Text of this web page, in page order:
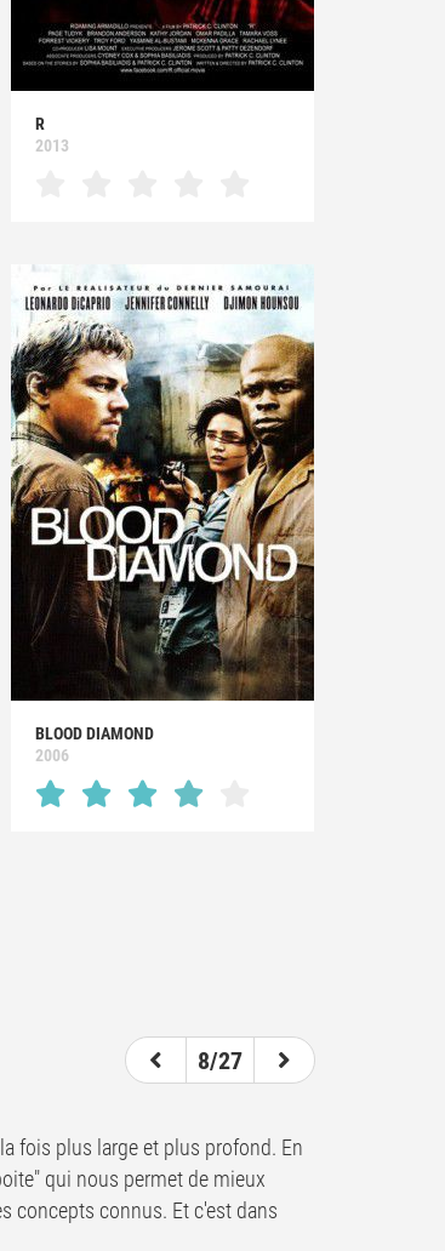
R
2013
BLOOD DIAMOND
2006
8/27
fois plus large et plus profond. En
qui nous permet de mieux
concepts connus. Et c'est dans